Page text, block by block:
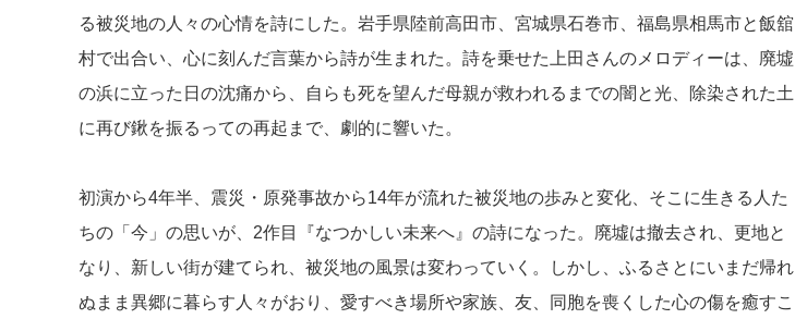
る被災地の人々の心情を詩にした。岩手県陸前高田市、宮城県石巻市、福島県相馬市と飯舘
村で出合い、心に刻んだ言葉から詩が生まれた。詩を乗せた上田さんのメロディーは、廃墟
の浜に立った日の沈痛から、自らも死を望んだ母親が救われるまでの闇と光、除染された土
に再び鍬を振るっての再起まで、劇的に響いた。
初演から4年半、震災・原発事故から14年が流れた被災地の歩みと変化、そこに生きる人た
ちの「今」の思いが、2作目『なつかしい未来へ』の詩になった。廃墟は撤去され、更地と
なり、新しい街が建てられ、被災地の風景は変わっていく。しかし、ふるさとにいまだ帰れ
ぬまま異郷に暮らす人々がおり、愛すべき場所や家族、友、同胞を喪くした心の傷を癒すこ